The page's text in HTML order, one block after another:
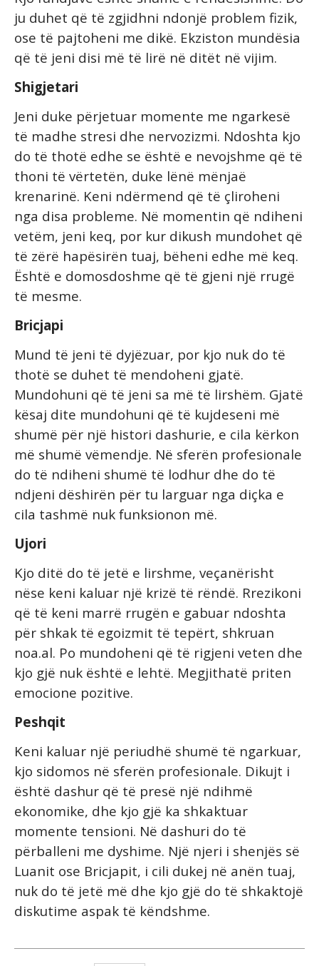
ju duhet që të zgjidhni ndonjë problem fizik,
ose të pajtoheni me dikë. Ekziston mundësia
që të jeni disi më të lirë në ditët në vijim.
Shigjetari
Jeni duke përjetuar momente me ngarkesë
të madhe stresi dhe nervozizmi. Ndoshta kjo
do të thotë edhe se është e nevojshme që të
thoni të vërtetën, duke lënë mënjaë
krenarinë. Keni ndërmend që të çliroheni
nga disa probleme. Në momentin që ndiheni
vetëm, jeni keq, por kur dikush mundohet që
të zërë hapësirën tuaj, bëheni edhe më keq.
Është e domosdoshme që të gjeni një rrugë
të mesme.
Bricjapi
Mund të jeni të dyjëzuar, por kjo nuk do të
thotë se duhet të mendoheni gjatë.
Mundohuni që të jeni sa më të lirshëm. Gjatë
kësaj dite mundohuni që të kujdeseni më
shumë për një histori dashurie, e cila kërkon
më shumë vëmendje. Në sferën profesionale
do të ndiheni shumë të lodhur dhe do të
ndjeni dëshirën për tu larguar nga diçka e
cila tashmë nuk funksionon më.
Ujori
Kjo ditë do të jetë e lirshme, veçanërisht
nëse keni kaluar një krizë të rëndë. Rrezikoni
që të keni marrë rrugën e gabuar ndoshta
për shkak të egoizmit të tepërt, shkruan
noa.al. Po mundoheni që të rigjeni veten dhe
kjo gjë nuk është e lehtë. Megjithatë priten
emocione pozitive.
Peshqit
Keni kaluar një periudhë shumë të ngarkuar,
kjo sidomos në sferën profesionale. Dikujt i
është dashur që të presë një ndihmë
ekonomike, dhe kjo gjë ka shkaktuar
momente tensioni. Në dashuri do të
përballeni me dyshime. Një njeri i shenjës së
Luanit ose Bricjapit, i cili dukej në anën tuaj,
nuk do të jetë më dhe kjo gjë do të shkaktojë
diskutime aspak të këndshme.